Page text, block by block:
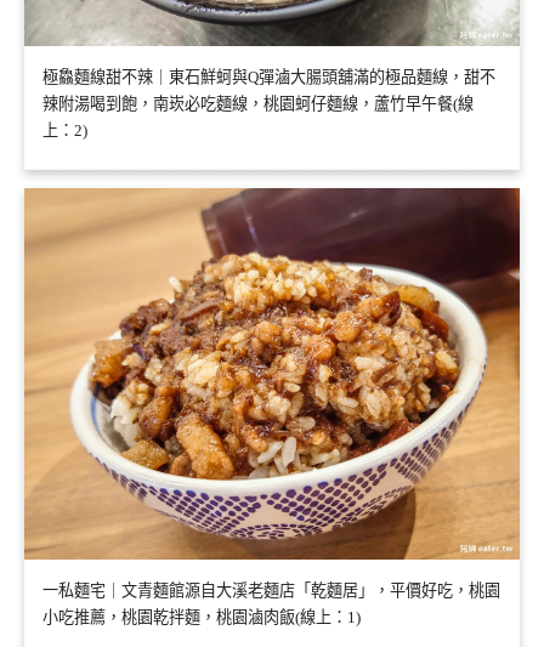
極鱻麵線甜不辣｜東石鮮蚵與Q彈滷大腸頭舖滿的極品麵線，甜不
辣附湯喝到飽，南崁必吃麵線，桃園蚵仔麵線，蘆竹早午餐(線
上：2)
一私麵宅｜文青麵館源自大溪老麵店「乾麵居」，平價好吃，桃園
小吃推薦，桃園乾拌麵，桃園滷肉飯(線上：1)